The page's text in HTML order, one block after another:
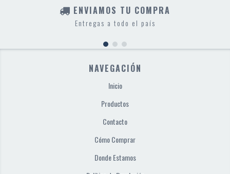
ENVIAMOS TU COMPRA
Entregas a todo el país
NAVEGACIÓN
Inicio
Productos
Contacto
Cómo Comprar
Donde Estamos